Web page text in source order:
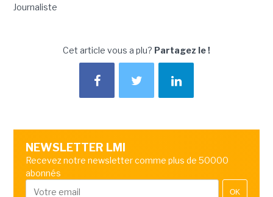
Journaliste
Cet article vous a plu? Partagez le !
NEWSLETTER LMI
Recevez notre newsletter comme plus de 50000
abonnés
OK